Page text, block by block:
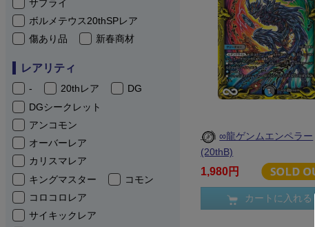
サプライ
ボルメテウス20thSPレア
傷あり品
新春商材
レアリティ
- 20thレア
DG
DGシークレット
アンコモン
オーバーレア
カリスマレア
キングマスター
コモン
コロコロレア
サイキックレア
∞龍ゲンムエンペラー
(20thB)
1,980円
カートに入れる